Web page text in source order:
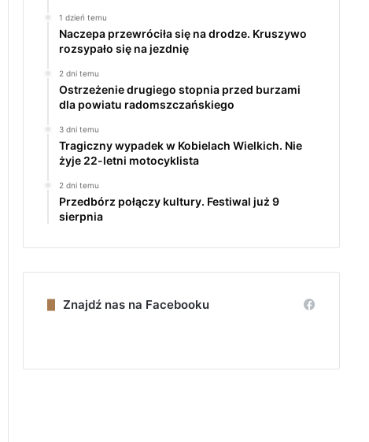
1 dzień temu
Naczepa przewróciła się na drodze. Kruszywo
rozsypało się na jezdnię
2 dni temu
Ostrzeżenie drugiego stopnia przed burzami
dla powiatu radomszczańskiego
3 dni temu
Tragiczny wypadek w Kobielach Wielkich. Nie
żyje 22-letni motocyklista
2 dni temu
Przedbórz połączy kultury. Festiwal już 9
sierpnia
Znajdź nas na Facebooku